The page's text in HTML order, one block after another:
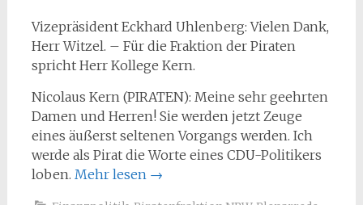
Vizepräsident Eckhard Uhlenberg: Vielen Dank,
Herr Witzel. – Für die Fraktion der Piraten
spricht Herr Kollege Kern.
Nicolaus Kern (PIRATEN): Meine sehr geehrten
Damen und Herren! Sie werden jetzt Zeuge
eines äußerst seltenen Vorgangs werden. Ich
werde als Pirat die Worte eines CDU-Politikers
loben. Mehr lesen →